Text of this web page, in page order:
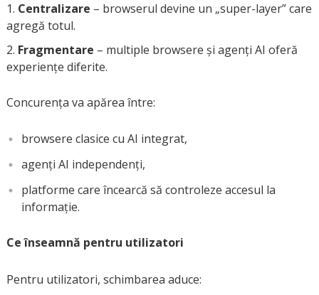
Centralizare – browserul devine un „super-layer” care
agregă totul.
Fragmentare – multiple browsere și agenți AI oferă
experiențe diferite.
Concurența va apărea între:
browsere clasice cu AI integrat,
agenți AI independenți,
platforme care încearcă să controleze accesul la
informație.
Ce înseamnă pentru utilizatori
Pentru utilizatori, schimbarea aduce: